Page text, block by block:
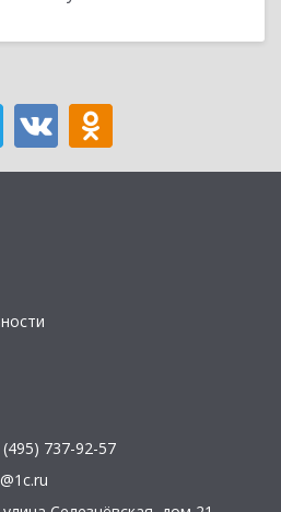
(495) 737-92-57